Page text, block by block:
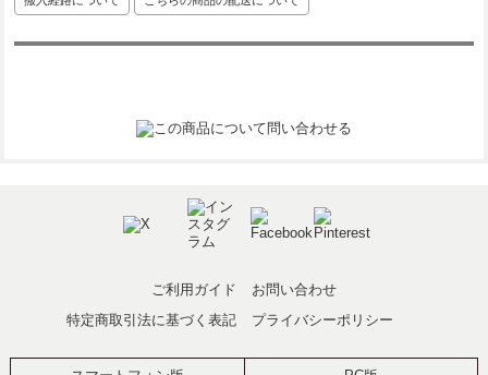
ご利用ガイド
お問い合わせ
特定商取引法に基づく表記
プライバシーポリシー